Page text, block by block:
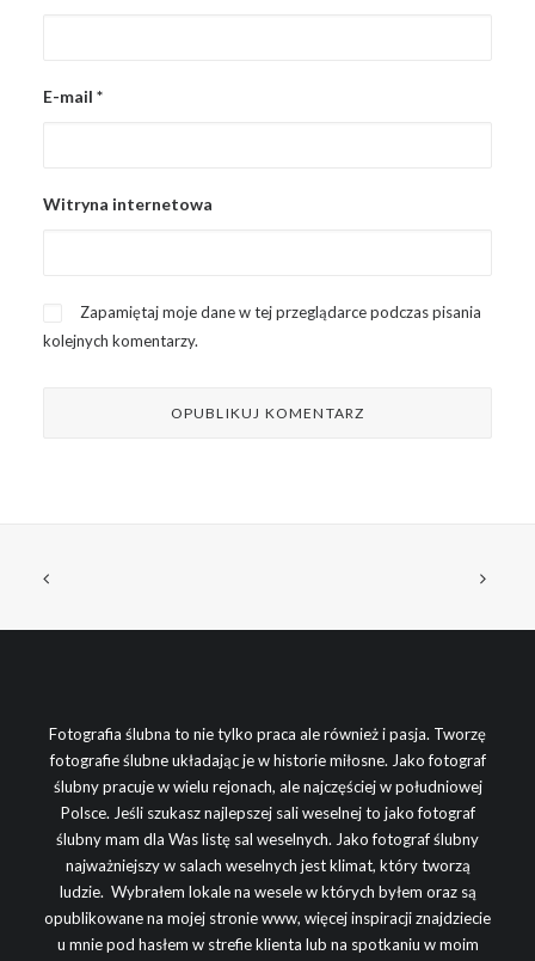
E-mail *
Witryna internetowa
Zapamiętaj moje dane w tej przeglądarce podczas pisania
kolejnych komentarzy.
Fotografia ślubna to nie tylko praca ale również i pasja. Tworzę
fotografie ślubne układając je w historie miłosne. Jako fotograf
ślubny pracuje w wielu rejonach, ale najczęściej w południowej
Polsce. Jeśli szukasz najlepszej sali weselnej to jako fotograf
ślubny mam dla Was listę sal weselnych. Jako fotograf ślubny
najważniejszy w salach weselnych jest klimat, który tworzą
ludzie. Wybrałem lokale na wesele w których byłem oraz są
opublikowane na mojej stronie www, więcej inspiracji znajdziecie
u mnie pod hasłem w strefie klienta lub na spotkaniu w moim